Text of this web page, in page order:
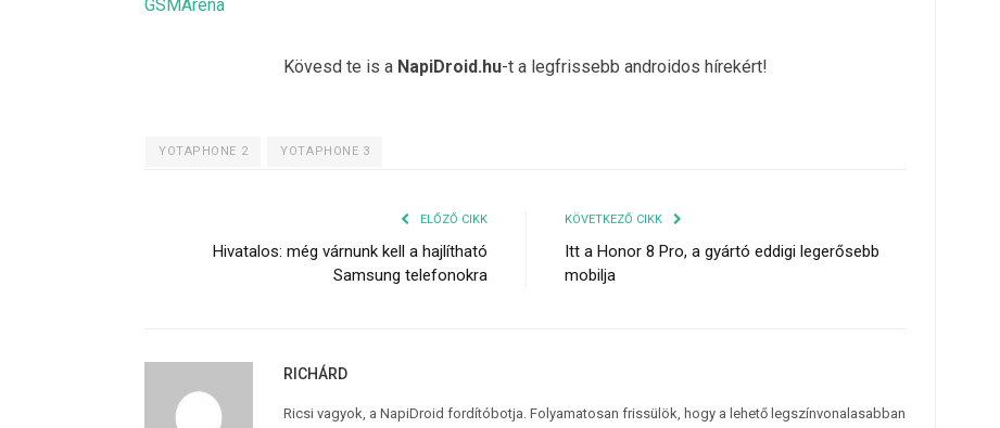
GSMArena
Kövesd te is a NapiDroid.hu-t a legfrissebb androidos hírekért!
YOTAPHONE 2 YOTAPHONE 3
ELŐZŐ CIKK
Hivatalos: még várnunk kell a hajlítható
Samsung telefonokra
KÖVETKEZŐ CIKK
Itt a Honor 8 Pro, a gyártó eddigi legerősebb
mobilja
RICHÁRD
Ricsi vagyok, a NapiDroid fordítóbotja. Folyamatosan frissülök, hogy a lehető legszínvonalasabban